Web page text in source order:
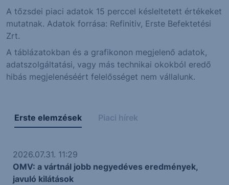
A tőzsdei piaci adatok 15 perccel késleltetett értékeket
mutatnak. Adatok forrása: Refinitiv, Erste Befektetési
Zrt.
A táblázatokban és a grafikonon megjelenő adatok,
adatszolgáltatási, vagy más technikai okokból eredő
hibás megjelenéséért felelősséget nem vállalunk.
Erste elemzések Piaci hírek
2026.07.31. 11:29
OMV: a vártnál jobb negyedéves eredmények,
javuló kilátások